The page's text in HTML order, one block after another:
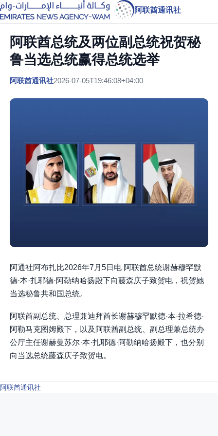
阿联酋通讯社
阿联酋总统及两位副总统祝贺秘
鲁当选总统赢得总统选举
阿联酋通讯社2026-07-05T19:46:08+04:00
阿通社阿布扎比2026年7月5日电 阿联酋总统谢赫穆罕默
德·本·扎耶德·阿勒纳哈扬殿下向藤森庆子致贺电，祝贺她
当选秘鲁共和国总统。
阿联酋副总统、总理兼迪拜酋长谢赫穆罕默德·本·拉希德·
阿勒马克图姆殿下，以及阿联酋副总统、副总理兼总统办
公厅主任谢赫曼苏尔·本·扎耶德·阿勒纳哈扬殿下，也分别
向当选总统藤森庆子致贺电。
阿联酋通讯社